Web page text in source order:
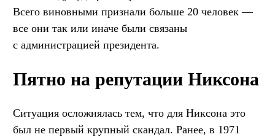
Всего виновными признали больше 20 человек —
все они так или иначе были связаны
с администрацией президента.
Пятно на репутации Никсона
Ситуация осложнялась тем, что для Никсона это
был не первый крупный скандал. Ранее, в 1971